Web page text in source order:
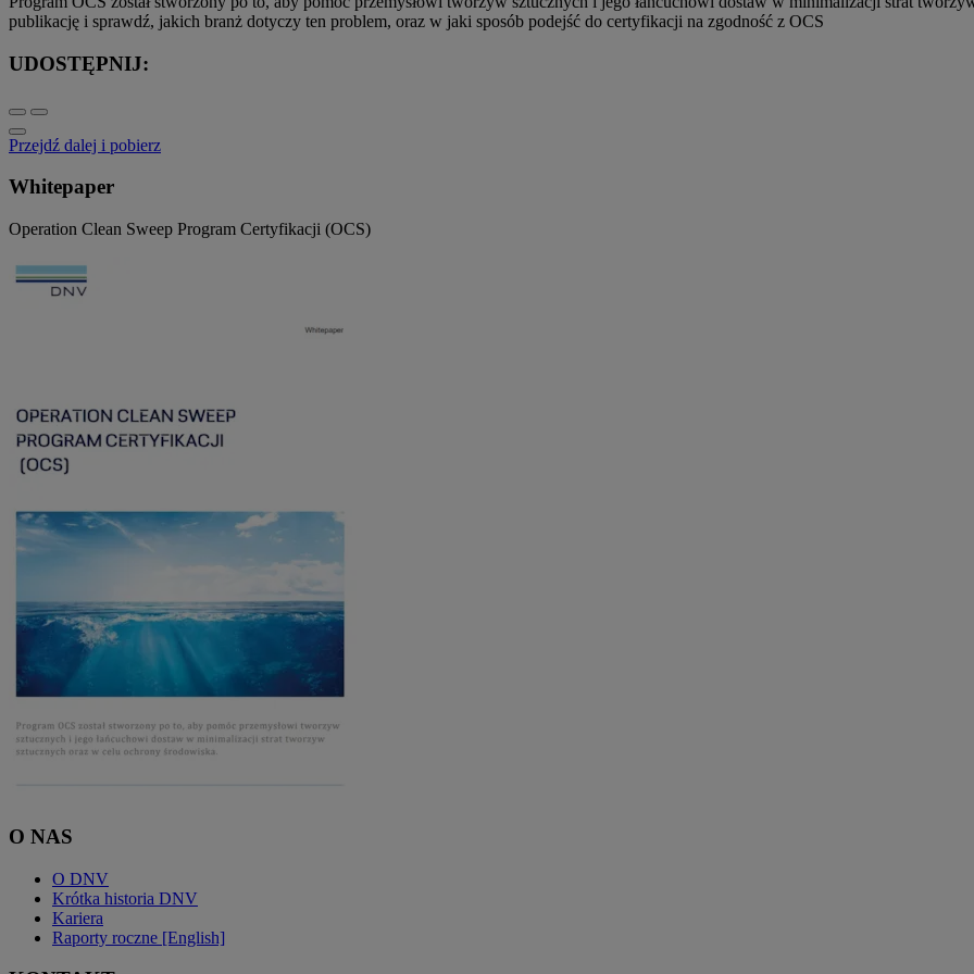
publikację i sprawdź, jakich branż dotyczy ten problem, oraz w jaki sposób podejść do certyfikacji na zgodność z OCS
UDOSTĘPNIJ:
Przejdź dalej i pobierz
Whitepaper
Operation Clean Sweep Program Certyfikacji (OCS)
O NAS
O DNV
Krótka historia DNV
Kariera
Raporty roczne [English]